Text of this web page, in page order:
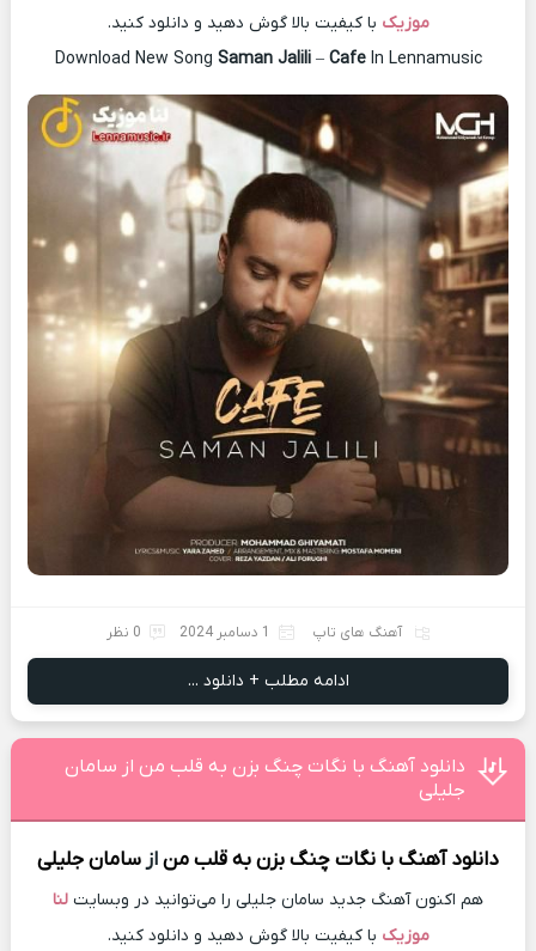
موزیک با کیفیت بالا گوش دهید و دانلود کنید.
Download New Song Saman Jalili– CafeIn Lennamusic
آهنگ های تاپ 1 دسامبر 2024 0 نظر
ادامه مطلب + دانلود ...
دانلود آهنگ با نگات چنگ بزن به قلب من از سامان
جلیلی
دانلود آهنگبا نگات چنگ بزن به قلب منازسامان جلیلی
هم اکنون آهنگ جدید سامان جلیلی را می‌توانید در وبسایت لنا
موزیک با کیفیت بالا گوش دهید و دانلود کنید.